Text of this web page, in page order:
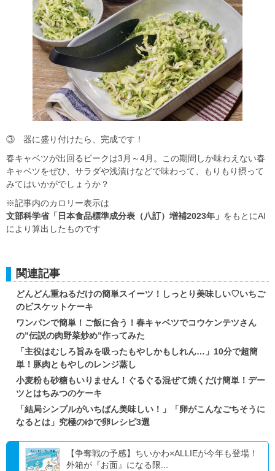
③ 器に盛り付けたら、完成です！
春キャベツが出回るピークは3月～4月。この期間しか味わえない春
キャベツをぜひ、サラダや浅漬けなどで味わって、もりもり摂って
みてはいかがでしょうか？
※記事内のカロリー表示は
文部科学省「日本食品標準成分表（八訂）増補2023年」 をもとにAI
により算出したものです
関連記事
どんどん重ねるだけの簡単スイーツ！しっとり美味しい♡いちご
のビスケットケーキ
ワンパンで簡単！ご飯に合う！春キャベツでコウケンテツさん
の”伝説の肉野菜炒め”作ってみた
「主役はむしろ旨みを吸ったもやしかもしれん…」10分で超簡
単！豚肉ともやしのレンジ蒸し
小麦粉も砂糖もいりません！ぐるぐる混ぜて焼くだけ簡単！デー
ツとはちみつのケーキ
「結局シンプルがいちばん美味しい！」「卵がこんなごちそうに
なるとは」究極のゆで卵レシピ3選
【争奪戦の予感】ちいかわ×ALLIEが今年も登場！
外箱が『お面』になる限...